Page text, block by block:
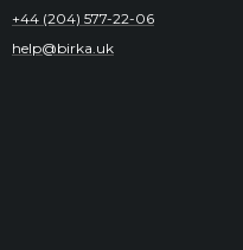
+44 (204) 577-22-06
help@birka.uk